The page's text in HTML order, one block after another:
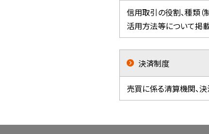
信用取引の役割、種類（
活用方法等について掲載
決済制度
売買に係る清算機関、